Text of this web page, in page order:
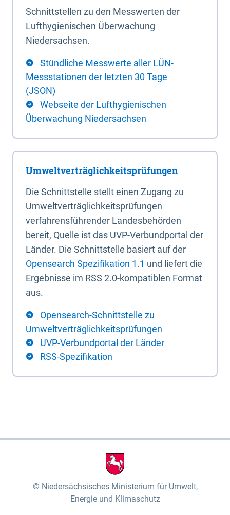
Schnittstellen zu den Messwerten der
Lufthygienischen Überwachung
Niedersachsen.
Stündliche Messwerte aller LÜN-
Messstationen der letzten 30 Tage
(JSON)
Webseite der Lufthygienischen
Überwachung Niedersachsen
Umweltverträglichkeitsprüfungen
Die Schnittstelle stellt einen Zugang zu
Umweltverträglichkeitsprüfungen
verfahrensführender Landesbehörden
bereit, Quelle ist das UVP-Verbundportal der
Länder. Die Schnittstelle basiert auf der
Opensearch Spezifikation 1.1 und liefert die
Ergebnisse im RSS 2.0-kompatiblen Format
aus.
Opensearch-Schnittstelle zu
Umweltverträglichkeitsprüfungen
UVP-Verbundportal der Länder
RSS-Spezifikation
Niedersächsisches Ministerium für Umwelt,
Energie und Klimaschutz